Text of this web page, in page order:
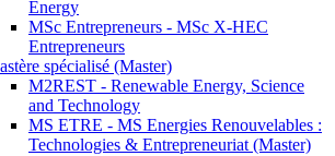
Energy
MSc Entrepreneurs - MSc X-HEC
Entrepreneurs
spécialisé (Master)
M2REST - Renewable Energy, Science
and Technology
MS ETRE - MS Energies Renouvelables :
Technologies & Entrepreneuriat (Master)